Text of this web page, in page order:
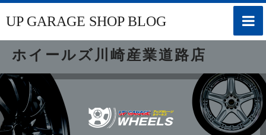
toggle
UP GARAGE SHOP BLOG
ホイールズ川崎産業道路店